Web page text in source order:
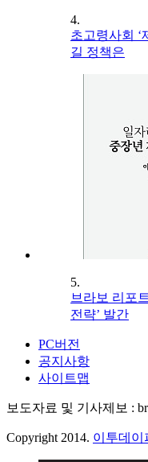
4.
초고령사회 ‘
길 정책은
5.
브라보 리포
전략’ 발간
PC버전
공지사항
사이트맵
보도자료 및 기사제보 :
Copyright 2014. 이투데이